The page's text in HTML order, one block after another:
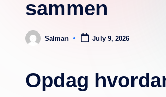
sammen
Posted
by
Salman July 9, 2026
Opdag